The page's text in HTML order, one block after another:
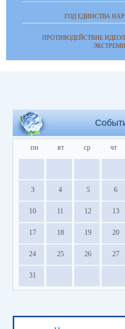
ГОД ЕДИНСТВА
ПРОТИВОДЕЙСТВИЕ
пн вт ср чт
3 4 5 6
10 11 12 13
17 18 19 20
24 25 26 27
31